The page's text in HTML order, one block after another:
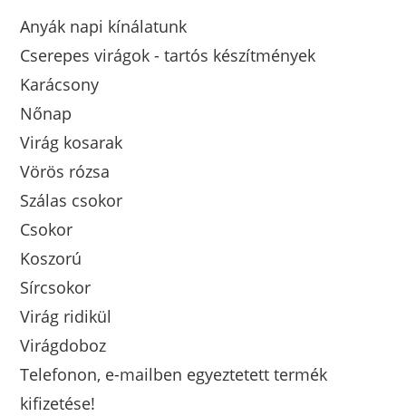
Anyák napi kínálatunk
Cserepes virágok - tartós készítmények
Karácsony
Nőnap
Virág kosarak
Vörös rózsa
Szálas csokor
Csokor
Koszorú
Sírcsokor
Virág ridikül
Virágdoboz
Telefonon, e-mailben egyeztetett termék
kifizetése!